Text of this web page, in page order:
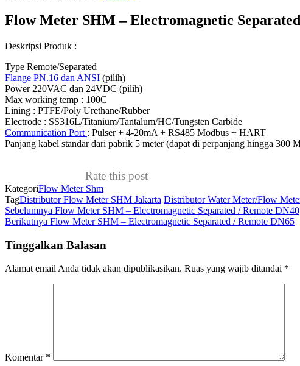
Flow Meter SHM – Electromagnetic
Deskripsi Produk :
Type Remote/Separated
Flange PN.16 dan ANSI (pilih)
Power 220VAC dan 24VDC (pilih)
Max working temp : 100C
Lining : PTFE/Poly Urethane/Rubber
Electrode : SS316L/Titanium/Tantalum/HC/Tungsten Carbide
Communication Port : Pulser + 4-20mA + RS485 Modbus + HART
Panjang kabel standar dari pabrik 5 meter (dapat di perpanjang hingga 300
Rate this post
KategoriFlow Meter Shm
TagDistributor Flow Meter SHM Jakarta Distributor Water Meter/Flow
Navigasi
pos
Pos
Sebelumnya
Sebelumnya Flow Meter SHM – Electromagnetic Separated / Remote DN40
Pos
Berikutnya Flow Meter SHM – Electromagnetic Separated / Remote DN65
Tinggalkan Balasan
Alamat email Anda tidak akan dipublikasikan. Ruas yang wajib ditandai *
Komentar *